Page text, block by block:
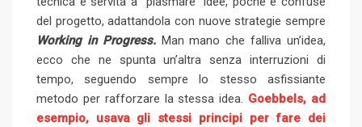
del progetto, adattandola con nuove strategie sempre
Working in Progress. Man mano che falliva un’idea,
ecco che ne spunta un’altra senza interruzioni di
tempo, seguendo sempre lo stesso asfissiante
metodo per rafforzare la stessa idea. Goebbels, ad
esempio, usava gli stessi principi per fare dei